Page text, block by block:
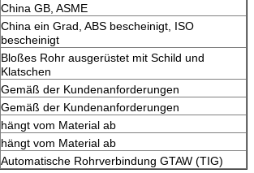
China GB, ASME
China ein Grad, ABS bescheinigt, ISO
bescheinigt
Bloßes Rohr ausgerüstet mit Schild und
Klatschen
Gemäß der Kundenanforderungen
Gemäß der Kundenanforderungen
hängt vom Material ab
hängt vom Material ab
Automatische Rohrverbindung GTAW (TIG)